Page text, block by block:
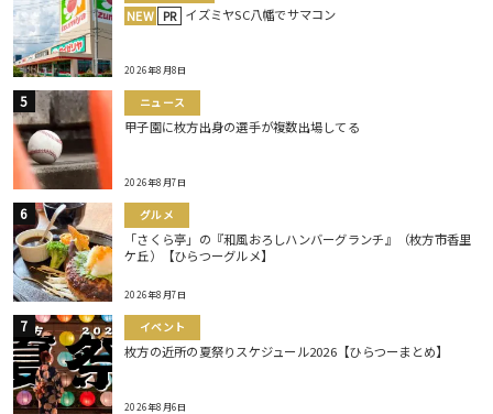
NEW PR イズミヤSC八幡でサマコン
2026年8月8日
ニュース
甲子園に枚方出身の選手が複数出場してる
2026年8月7日
グルメ
「さくら亭」の『和風おろしハンバーグランチ』（枚方市香里
ケ丘）【ひらつーグルメ】
2026年8月7日
イベント
枚方の近所の夏祭りスケジュール2026【ひらつーまとめ】
2026年8月6日